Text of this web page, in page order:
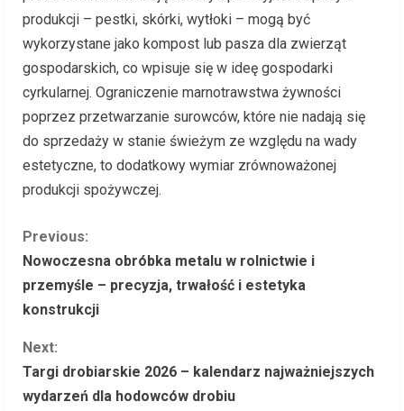
produkcji – pestki, skórki, wytłoki – mogą być
wykorzystane jako kompost lub pasza dla zwierząt
gospodarskich, co wpisuje się w ideę gospodarki
cyrkularnej. Ograniczenie marnotrawstwa żywności
poprzez przetwarzanie surowców, które nie nadają się
do sprzedaży w stanie świeżym ze względu na wady
estetyczne, to dodatkowy wymiar zrównoważonej
produkcji spożywczej.
C
o
n
t
i
Previous:
Nowoczesna obróbka metalu w rolnictwie i
przemyśle – precyzja, trwałość i estetyka
konstrukcji
Next:
Targi drobiarskie 2026 – kalendarz najważniejszych
wydarzeń dla hodowców drobiu